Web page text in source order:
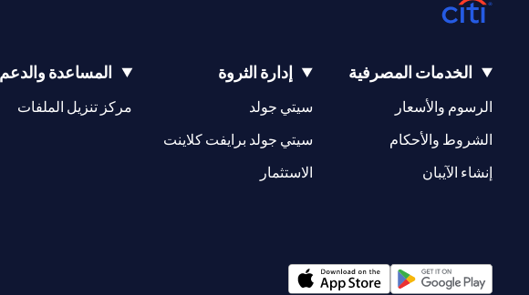
الخدمات المصرفية
الرسوم والأسعار
opens in a new tab
الشروط والأحكام opens in a new tab
إنشاء الآيبان opens in a new tab
إدارة الثروة
سيتي جولد opens in a new tab
سيتي جولد برايفت كلاينت
الاستثمار
المساعدة والدعم
مركز تنزيل الملفات